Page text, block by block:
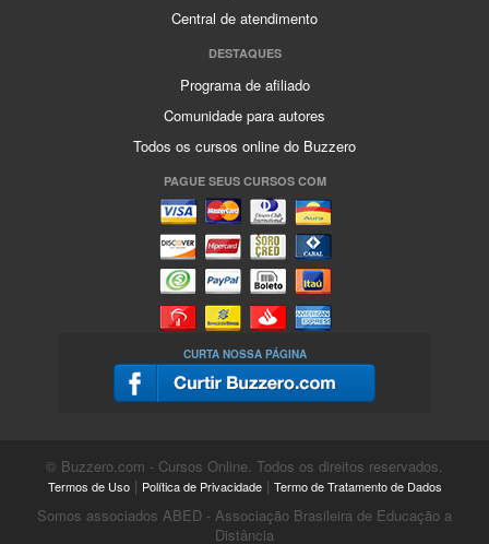
Central de atendimento
DESTAQUES
Programa de afiliado
Comunidade para autores
Todos os cursos online do Buzzero
PAGUE SEUS CURSOS COM
CURTA NOSSA PÁGINA
© Buzzero.com - Cursos Online. Todos os direitos reservados.
Termos de Uso| Política de Privacidade| Termo de Tratamento de Dados
Somos associados ABED - Associação Brasileira de Educação a
Distância